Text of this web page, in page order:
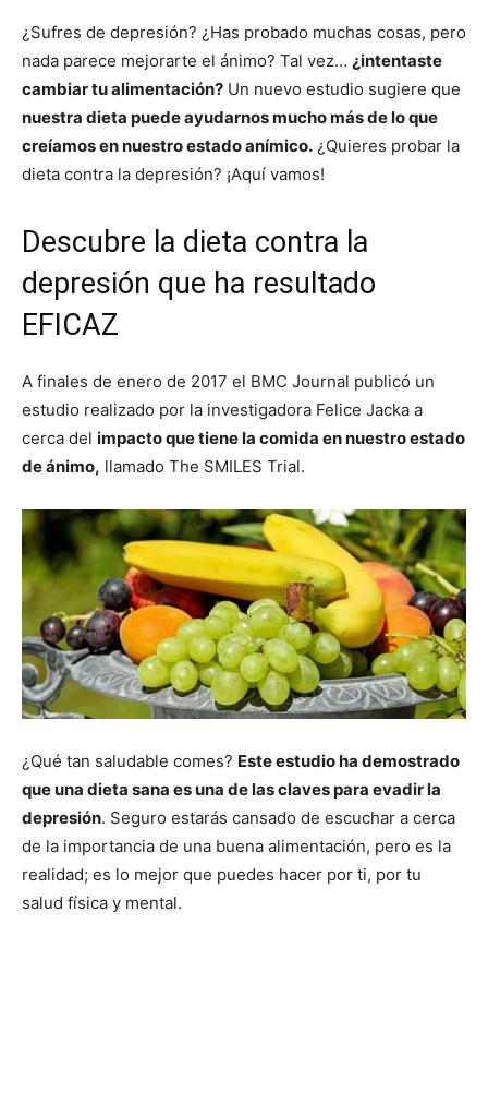
¿Sufres de depresión? ¿Has probado muchas cosas, pero
nada parece mejorarte el ánimo? Tal vez… ¿intentaste
cambiar tu alimentación? Un nuevo estudio sugiere que
nuestra dieta puede ayudarnos mucho más de lo que
creíamos en nuestro estado anímico. ¿Quieres probar la
dieta contra la depresión? ¡Aquí vamos!
Descubre la dieta contra la
depresión que ha resultado
EFICAZ
A finales de enero de 2017 el BMC Journal publicó un
estudio realizado por la investigadora Felice Jacka a
cerca del impacto que tiene la comida en nuestro estado
de ánimo, llamado The SMILES Trial.
¿Qué tan saludable comes? Este estudio ha demostrado
que una dieta sana es una de las claves para evadir la
depresión. Seguro estarás cansado de escuchar a cerca
de la importancia de una buena alimentación, pero es la
realidad; es lo mejor que puedes hacer por ti, por tu
salud física y mental.